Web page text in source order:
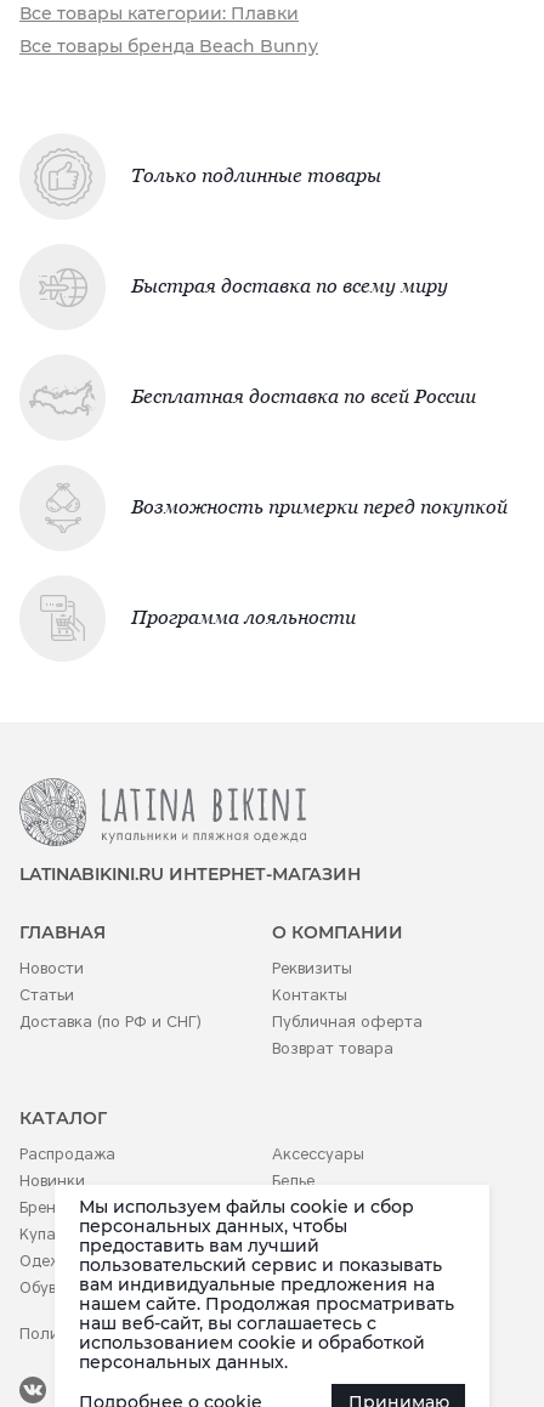
Все товары категории: Плавки
Все товары бренда Beach Bunny
Только подлинные товары
Быстрая доставка по всему миру
Бесплатная доставка по всей России
Возможность примерки перед покупкой
Программа лояльности
LATINABIKINI.RU ИНТЕРНЕТ-МАГАЗИН
ГЛАВНАЯ
Новости
Статьи
Доставка (по РФ и СНГ)
О КОМПАНИИ
Реквизиты
Контакты
Публичная оферта
Возврат товара
КАТАЛОГ
Распродажа
Новинки
Бренды
Купальники
Одежда
Обувь
Аксессуары
Белье
Детское
Политика конфиденциальности
Мы используем файлы cookie и сбор
персональных данных, чтобы
предоставить вам лучший
пользовательский сервис и показывать
вам индивидуальные предложения на
нашем сайте. Продолжая просматривать
наш веб-сайт, вы соглашаетесь c
использованием cookie и обработкой
персональных данных.